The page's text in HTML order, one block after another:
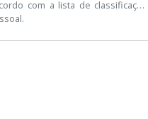
com a lista de classificação